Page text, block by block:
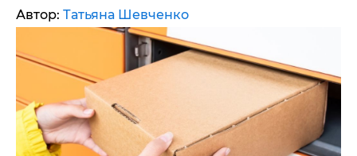
Автор: Татьяна Шевченко